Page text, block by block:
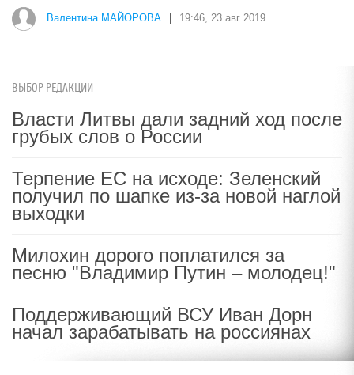
Валентина МАЙОРОВА 19:46, 23 авг 2019
ВЫБОР РЕДАКЦИИ
Власти Литвы дали задний ход после
грубых слов о России
Терпение ЕС на исходе: Зеленский
получил по шапке из-за новой наглой
выходки
Милохин дорого поплатился за
песню "Владимир Путин – молодец!"
Поддерживающий ВСУ Иван Дорн
начал зарабатывать на россиянах